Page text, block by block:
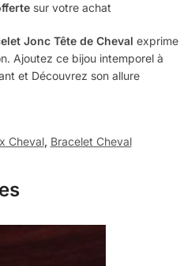
sur votre achat
Jonc Tête de Cheval exprime
Ajoutez ce bijou intemporel à
et Découvrez son allure
Cheval, Bracelet Cheval